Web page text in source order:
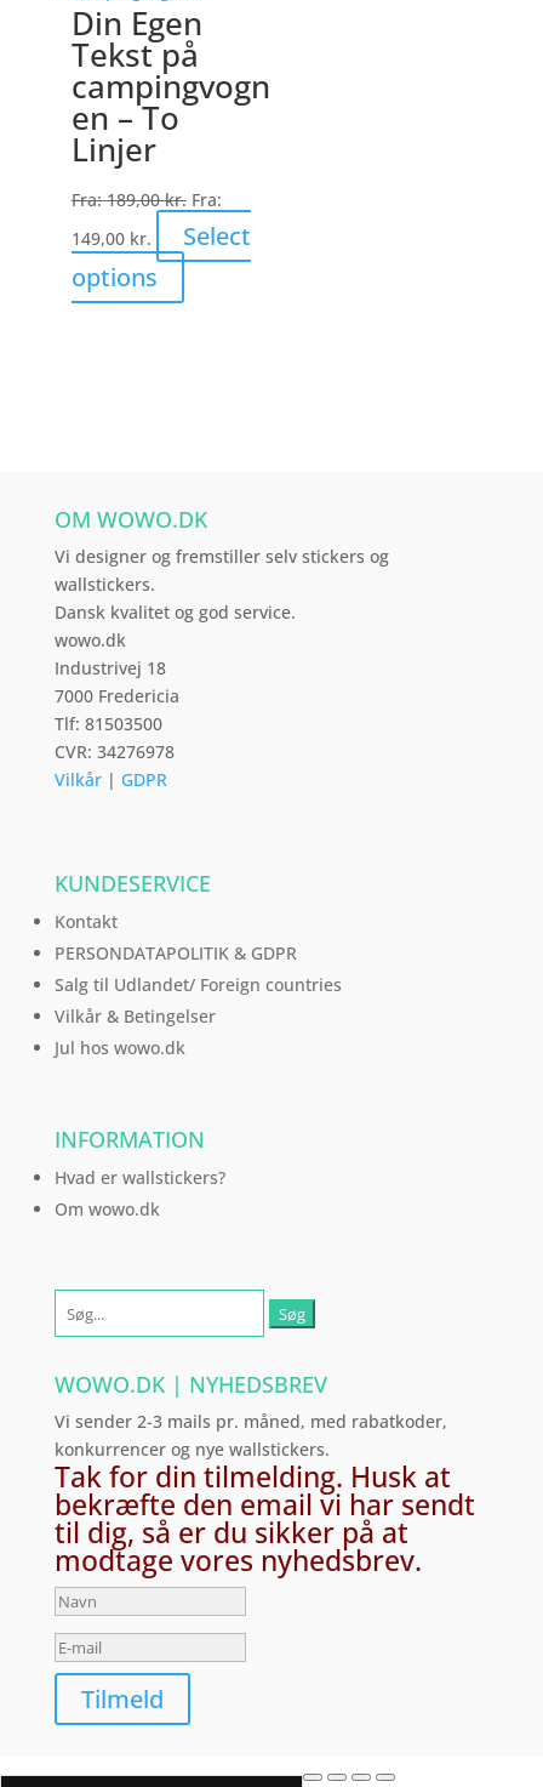
vælges
Din Egen
Tekst på
campingvogn
en – To
Linjer
Fra:189,00kr. Fra:
149,00 kr.
Select
options
vare
på
varesiden
OM WOWO.DK
Vi designer og fremstiller selv stickers og
wallstickers.
Dansk kvalitet og god service.
wowo.dk
Industrivej 18
7000 Fredericia
Tlf: 81503500
CVR: 34276978
Vilkår| GDPR
KUNDESERVICE
Kontakt
PERSONDATAPOLITIK & GDPR
Salg til Udlandet/ Foreign countries
Vilkår & Betingelser
Jul hos wowo.dk
INFORMATION
Hvad er wallstickers?
Om wowo.dk
efter:
WOWO.DK | NYHEDSBREV
Vi sender 2-3 mails pr. måned, med rabatkoder,
konkurrencer og nye wallstickers.
Tak for din tilmelding. Husk at
bekræfte den email vi har sendt
til dig, så er du sikker på at
modtage vores nyhedsbrev.
Tilmeld